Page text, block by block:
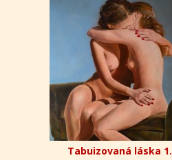
Tabuizovaná láska 1.